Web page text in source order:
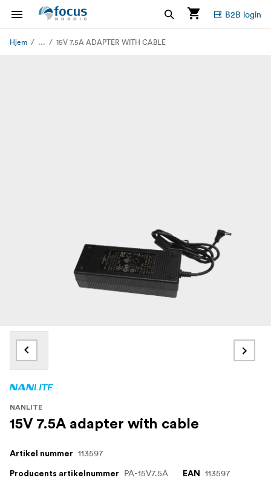
B2B login
Hjem ... 15V 7.5A ADAPTER WITH CABLE
NANLITE
15V 7.5A adapter with cable
Artikel nummer 113597
Producents artikelnummer PA-15V7.5A EAN 113597